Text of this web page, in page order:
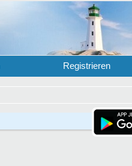
Registrieren